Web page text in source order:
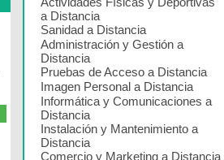
a Distancia
Sanidad a Distancia
Administración y Gestión a
Distancia
Pruebas de Acceso a Distancia
Imagen Personal a Distancia
Informática y Comunicaciones a
Distancia
Instalación y Mantenimiento a
Distancia
Comercio y Marketing a Distancia